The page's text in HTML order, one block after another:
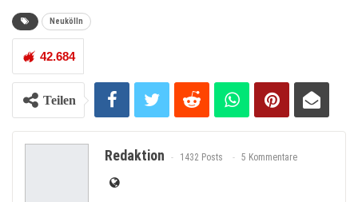
Neukölln
42.684
Teilen
Redaktion 1432 Posts 5 Kommentare